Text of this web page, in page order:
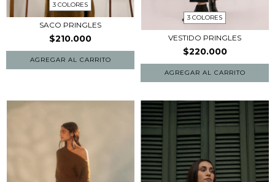
3 COLORES
SACO PRINGLES
$210.000
AGREGAR AL CARRITO
3 COLORES
VESTIDO PRINGLES
$220.000
AGREGAR AL CARRITO